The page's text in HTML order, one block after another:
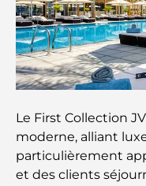
Les meilleurs
sélection pour
Comment
Plan directeur
norme pour la
Le First Collection
moderne, alliant
particulièrement
et des clients